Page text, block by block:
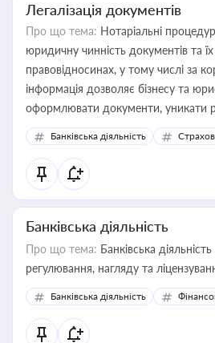
Легалізація документів
Про що тема: Нотаріальні
юридичну чинність документів та
правовідносинах, у тому числі за
інформація дозволяє бізнесу та
оформлювати документи, уникати
забезпечувати їх належне
контрагентами
Банківська діяльність
Банківська діяльність
Про що тема: Банківська
регулювання, нагляду та
Банківська діяльність